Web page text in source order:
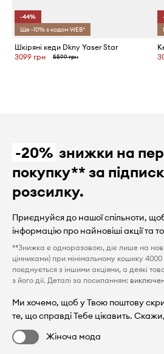
-44%
Ще -10% з кодом WEB*
Шкіряні кеди Dkny Yaser Star
3099 грн
5599 грн
-20% знижки на
покупку** за
розсилку.
Приєднуйся до нашої спільноти,
інформацію про найновіші акції та
**Знижка є одноразовою, діє лише на
цінниками) при мінімальному кошику
поєднується з іншими акціями, а деякі
з його дії. Деталі за посиланням:
Ми хочемо, щоб у Твою поштову
те, що справді Тебе цікавить.
Жіноча мода